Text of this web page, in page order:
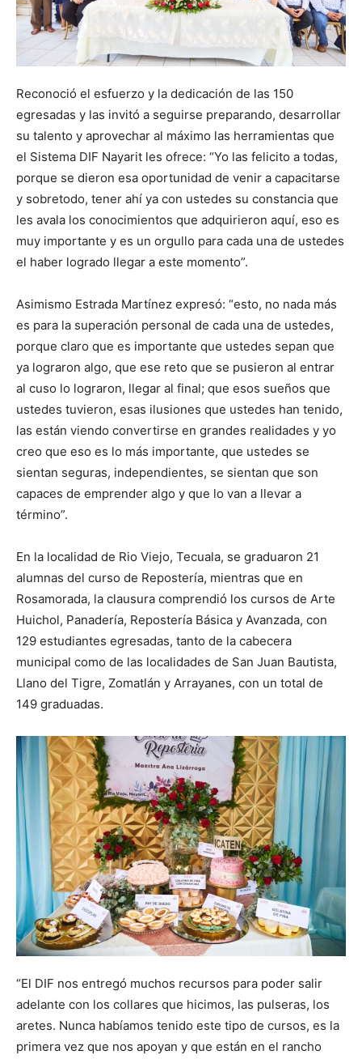
Reconoció el esfuerzo y la dedicación de las 150
egresadas y las invitó a seguirse preparando, desarrollar
su talento y aprovechar al máximo las herramientas que
el Sistema DIF Nayarit les ofrece: “Yo las felicito a todas,
porque se dieron esa oportunidad de venir a capacitarse
y sobretodo, tener ahí ya con ustedes su constancia que
les avala los conocimientos que adquirieron aquí, eso es
muy importante y es un orgullo para cada una de ustedes
el haber logrado llegar a este momento”.
Asimismo Estrada Martínez expresó: “esto, no nada más
es para la superación personal de cada una de ustedes,
porque claro que es importante que ustedes sepan que
ya lograron algo, que ese reto que se pusieron al entrar
al cuso lo lograron, llegar al final; que esos sueños que
ustedes tuvieron, esas ilusiones que ustedes han tenido,
las están viendo convertirse en grandes realidades y yo
creo que eso es lo más importante, que ustedes se
sientan seguras, independientes, se sientan que son
capaces de emprender algo y que lo van a llevar a
término”.
En la localidad de Rio Viejo, Tecuala, se graduaron 21
alumnas del curso de Repostería, mientras que en
Rosamorada, la clausura comprendió los cursos de Arte
Huichol, Panadería, Repostería Básica y Avanzada, con
129 estudiantes egresadas, tanto de la cabecera
municipal como de las localidades de San Juan Bautista,
Llano del Tigre, Zomatlán y Arrayanes, con un total de
149 graduadas.
“El DIF nos entregó muchos recursos para poder salir
adelante con los collares que hicimos, las pulseras, los
aretes. Nunca habíamos tenido este tipo de cursos, es la
primera vez que nos apoyan y que están en el rancho